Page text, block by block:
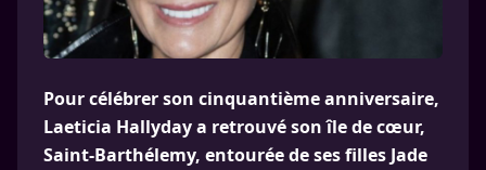
Pour célébrer son cinquantième anniversaire,
Laeticia Hallyday a retrouvé son île de cœur,
Saint-Barthélemy, entourée de ses filles Jade